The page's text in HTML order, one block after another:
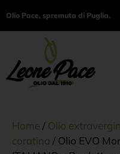
Olio Pace, spremuta di Puglia.
Home / Olio
coratina / Olio EVO